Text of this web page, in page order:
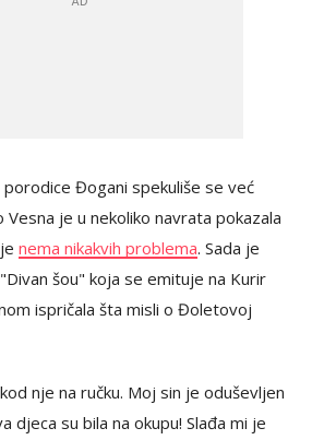
Đogani spekuliše se već
Vesna je u nekoliko navrata pokazala
nema nikakvih problema. Sada je
šou" koja se emituje na Kurir
ispričala šta misli o Đoletovoj
nje na ručku. Moj sin je oduševljen
djeca su bila na okupu! Slađa mi je